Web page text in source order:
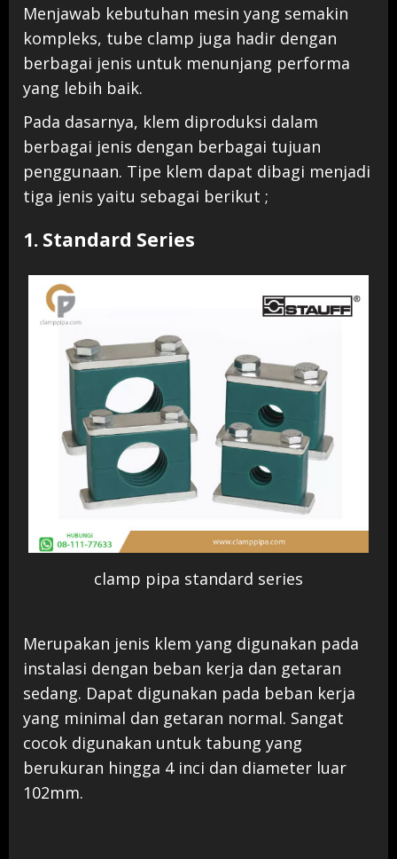
Menjawab kebutuhan mesin yang semakin
kompleks, tube clamp juga hadir dengan
berbagai jenis untuk menunjang performa
yang lebih baik.
Pada dasarnya, klem diproduksi dalam
berbagai jenis dengan berbagai tujuan
penggunaan. Tipe klem dapat dibagi menjadi
tiga jenis yaitu sebagai berikut ;
1. Standard Series
clamp pipa standard series
Merupakan jenis klem yang digunakan pada
instalasi dengan beban kerja dan getaran
sedang. Dapat digunakan pada beban kerja
yang minimal dan getaran normal. Sangat
cocok digunakan untuk tabung yang
berukuran hingga 4 inci dan diameter luar
102mm.